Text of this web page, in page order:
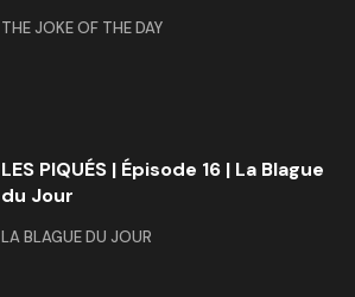
THE JOKE OF THE DAY
LES PIQUÉS | Épisode 16 | La Blague
du Jour
LA BLAGUE DU JOUR